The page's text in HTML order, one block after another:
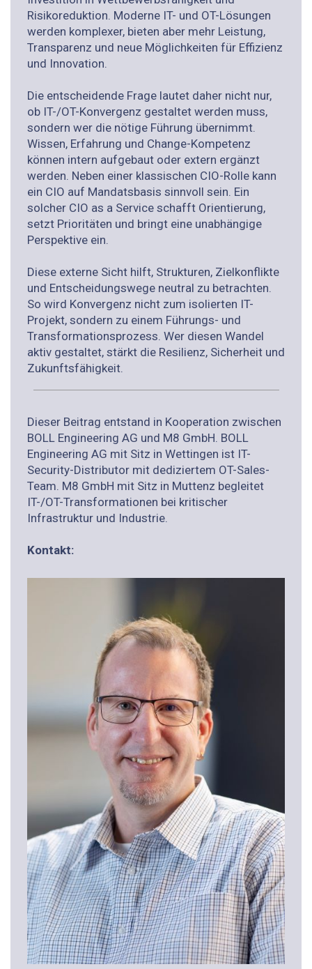
Risikoreduktion. Moderne IT- und OT-Lösungen
werden komplexer, bieten aber mehr Leistung,
Transparenz und neue Möglichkeiten für Effizienz
und Innovation.
Die entscheidende Frage lautet daher nicht nur,
ob IT-/OT-Konvergenz gestaltet werden muss,
sondern wer die nötige Führung übernimmt.
Wissen, Erfahrung und Change-Kompetenz
können intern aufgebaut oder extern ergänzt
werden. Neben einer klassischen CIO-Rolle kann
ein CIO auf Mandatsbasis sinnvoll sein. Ein
solcher CIO as a Service schafft Orientierung,
setzt Prioritäten und bringt eine unabhängige
Perspektive ein.
Diese externe Sicht hilft, Strukturen, Zielkonflikte
und Entscheidungswege neutral zu betrachten.
So wird Konvergenz nicht zum isolierten IT-
Projekt, sondern zu einem Führungs- und
Transformationsprozess. Wer diesen Wandel
aktiv gestaltet, stärkt die Resilienz, Sicherheit und
Zukunftsfähigkeit.
Dieser Beitrag entstand in Kooperation zwischen
BOLL Engineering AG und M8 GmbH. BOLL
Engineering AG mit Sitz in Wettingen ist IT-
Security-Distributor mit dediziertem OT-Sales-
Team. M8 GmbH mit Sitz in Muttenz begleitet
IT-/OT-Transformationen bei kritischer
Infrastruktur und Industrie.
Kontakt: